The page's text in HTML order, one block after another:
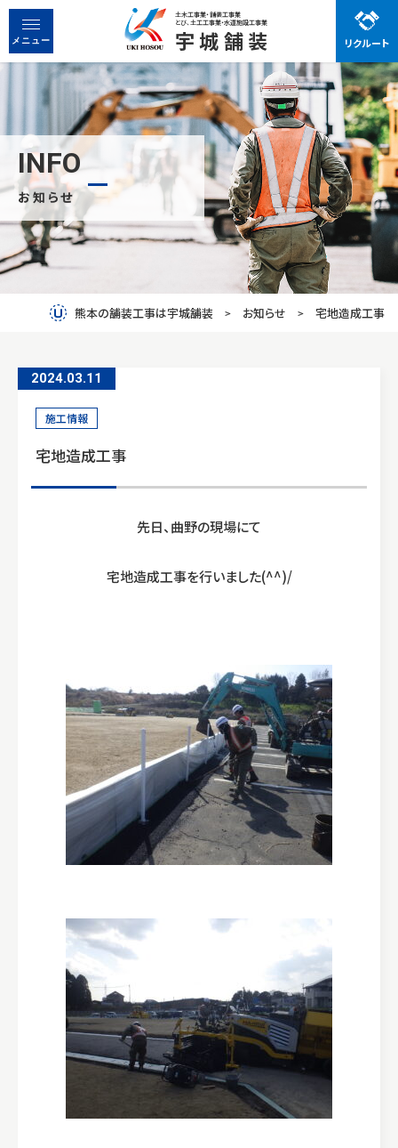
土木工事業・舗装工事業
とび、土工工事業・水道施設工事業
宇城舗装 リクルート
宇城舗装で働く魅力
先輩社員の声
INFO
お知らせ
熊本の舗装工事は宇城舗装 お知らせ 宅地造成工事
2024.03.11
施工情報
宅地造成工事
先日、曲野の現場にて
宅地造成工事を行いました(^^)/
メニュー
お知らせ
事業紹介
会社概要
先輩社員の声
働く魅力